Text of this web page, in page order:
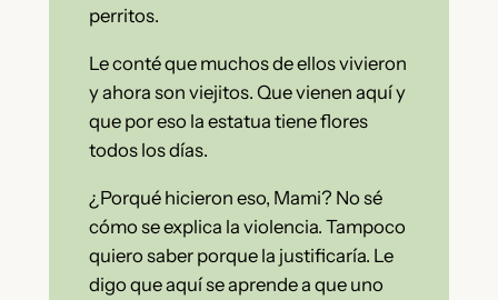
perritos.
Le conté que muchos de ellos vivieron
y ahora son viejitos. Que vienen aquí y
que por eso la estatua tiene flores
todos los días.
¿Porqué hicieron eso, Mami? No sé
cómo se explica la violencia. Tampoco
quiero saber porque la justificaría. Le
digo que aquí se aprende a que uno